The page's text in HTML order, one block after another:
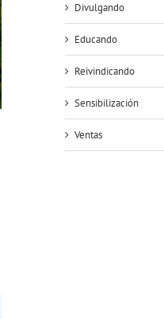
Divulgando
Educando
Reivindicando
Sensibilización
Ventas